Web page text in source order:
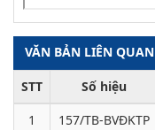
VĂN BẢN LIÊN QUAN
STT Số hiệu
1
157/TB-BVĐKTP